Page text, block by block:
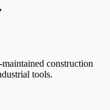
construction
tools.